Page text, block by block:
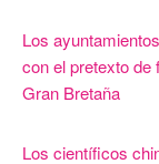
Los
con el pretexto de
Gran Bretaña
Los científicos